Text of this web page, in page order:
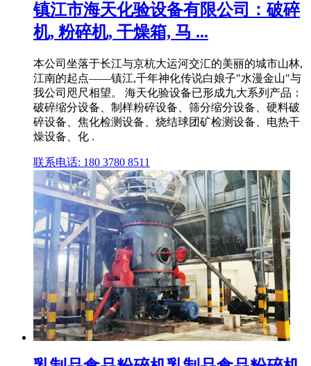
镇江市海天化验设备有限公司：破碎
机, 粉碎机, 干燥箱, 马 ...
本公司坐落于长江与京杭大运河交汇的美丽的城市山林,
江南的起点——镇江,千年神化传说白娘子"水漫金山"与
我公司咫尺相望。 海天化验设备已形成九大系列产品：
破碎缩分设备、制样粉碎设备、筛分缩分设备、硬料破
碎设备、焦化检测设备、烧结球团矿检测设备、电热干
燥设备、化 .
联系电话: 180 3780 8511